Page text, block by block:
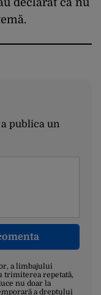
publica un
a limbajului
trimiterea repetată,
nu doar la
a dreptului